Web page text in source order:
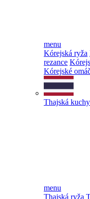
menu
Kórejská ryža
rezance
Kórejské
Thajská
menu
Thajská ryža